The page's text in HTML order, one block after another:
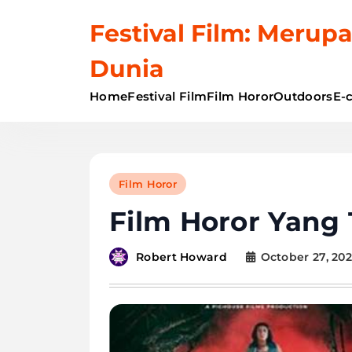
Festival Film:
Dunia
HomeFestival FilmFilm HororOutdoorsE-
Film Horor
Film Horor Yang
Robert Howard October 27,